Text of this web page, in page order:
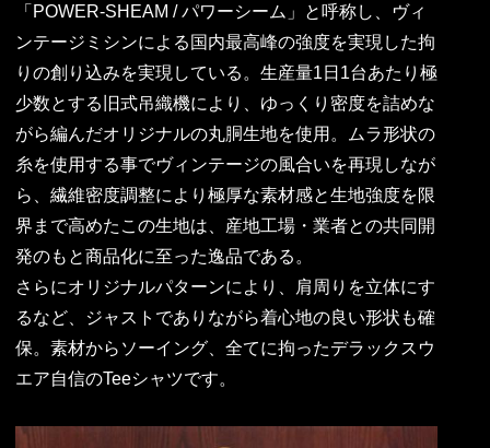
「POWER-SHEAM / パワーシーム」と呼称し、ヴィ
ンテージミシンによる国内最高峰の強度を実現した拘
りの創り込みを実現している。生産量1日1台あたり極
少数とする旧式吊織機により、ゆっくり密度を詰めな
がら編んだオリジナルの丸胴生地を使用。ムラ形状の
糸を使用する事でヴィンテージの風合いを再現しなが
ら、繊維密度調整により極厚な素材感と生地強度を限
界まで高めたこの生地は、産地工場・業者との共同開
発のもと商品化に至った逸品である。
さらにオリジナルパターンにより、肩周りを立体にす
るなど、ジャストでありながら着心地の良い形状も確
保。素材からソーイング、全てに拘ったデラックスウ
エア自信のTeeシャツです。